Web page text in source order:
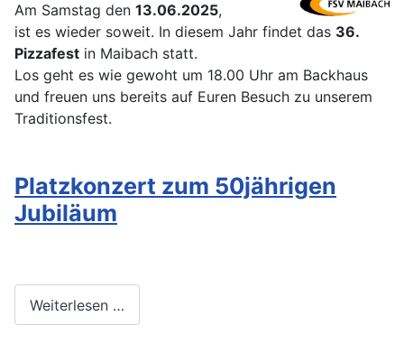
Am Samstag den 13.06.2025,
ist es wieder soweit. In diesem Jahr findet das 36.
Pizzafest in Maibach statt.
Los geht es wie gewoht um 18.00 Uhr am Backhaus
und freuen uns bereits auf Euren Besuch zu unserem
Traditionsfest.
Platzkonzert zum 50jährigen
Jubiläum
Weiterlesen …